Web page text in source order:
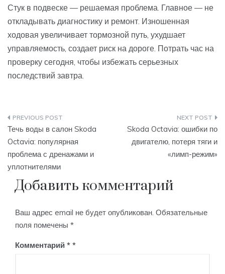
Стук в подвеске — решаемая проблема. Главное — не
откладывать диагностику и ремонт. Изношенная
ходовая увеличивает тормозной путь, ухудшает
управляемость, создает риск на дороге. Потрать час на
проверку сегодня, чтобы избежать серьезных
последствий завтра.
Навигация
по
записям
Течь воды в салон Skoda
Octavia: популярная
проблема с дренажами и
уплотнителями
Skoda Octavia: ошибки по
двигателю, потеря тяги и
«лимп-режим»
Добавить комментарий
Ваш адрес email не будет опубликован. Обязательные
поля помечены *
Комментарий *